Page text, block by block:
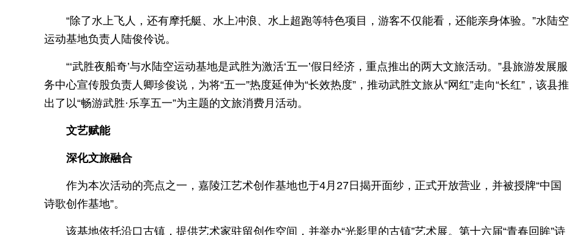
“除了水上飞人，还有摩托艇、水上冲浪、水上超跑等特色项目，游客不仅能看，还能亲身体验。”水陆空
运动基地负责人陆俊伶说。
“‘武胜夜船奇’与水陆空运动基地是武胜为激活‘五一’假日经济，重点推出的两大文旅活动。”县旅游发展服
务中心宣传股负责人卿珍俊说，为将“五一”热度延伸为“长效热度”，推动武胜文旅从“网红”走向“长红”，该县推
出了以“畅游武胜·乐享五一”为主题的文旅消费月活动。
文艺赋能
深化文旅融合
作为本次活动的亮点之一，嘉陵江艺术创作基地也于4月27日揭开面纱，正式开放营业，并被授牌“中国
诗歌创作基地”。
该基地依托沿口古镇，提供艺术家驻留创作空间，并举办“光影里的古镇”艺术展。第十六届“青春回眸”诗